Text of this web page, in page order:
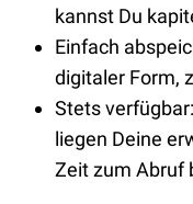
kannst Du
Einfach
digitaler Form,
Stets
liegen Deine
Zeit zum Abruf